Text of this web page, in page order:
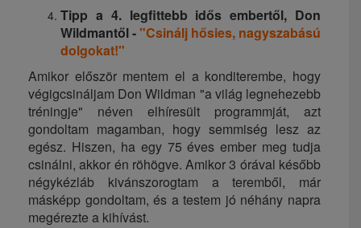
Tipp a 4. legfittebb idős embertől, Don
Wildmantől -"Csinálj hősies, nagyszabású
dolgokat!"
Amikor először mentem el a konditerembe, hogy
végigcsináljam Don Wildman "a világ legnehezebb
tréningje" néven elhíresült programmját, azt
gondoltam magamban, hogy semmiség lesz az
egész. Hiszen, ha egy 75 éves ember meg tudja
csinálni, akkor én röhögve. Amikor 3 órával később
négykézláb kivánszorogtam a teremből, már
másképp gondoltam, és a testem jó néhány napra
megérezte a kihívást.